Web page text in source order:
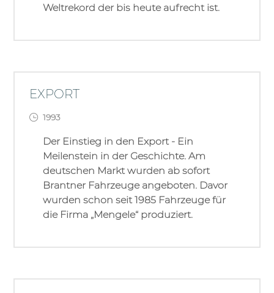
Weltrekord der bis heute aufrecht ist.
EXPORT
1993
Der Einstieg in den Export - Ein
Meilenstein in der Geschichte. Am
deutschen Markt wurden ab sofort
Brantner Fahrzeuge angeboten. Davor
wurden schon seit 1985 Fahrzeuge für
die Firma „Mengele“ produziert.